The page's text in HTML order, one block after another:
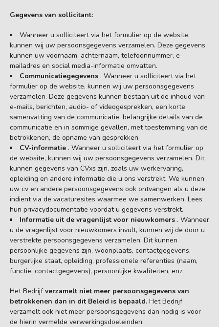
Gegevens van sollicitant:
Wanneer u solliciteert via het formulier op de website,
kunnen wij uw persoonsgegevens verzamelen. Deze gegevens
kunnen uw voornaam, achternaam, telefoonnummer, e-
mailadres en social media-informatie omvatten.
Communicatiegegevens . Wanneer u solliciteert via het
formulier op de website, kunnen wij uw persoonsgegevens
verzamelen. Deze gegevens kunnen bestaan uit de inhoud van
e-mails, berichten, audio- of videogesprekken, een korte
samenvatting van de communicatie, belangrijke details van de
communicatie en in sommige gevallen, met toestemming van de
betrokkenen, de opname van gesprekken.
CV-informatie . Wanneer u solliciteert via het formulier op
de website, kunnen wij uw persoonsgegevens verzamelen. Dit
kunnen gegevens van CVxs zijn, zoals uw werkervaring,
opleiding en andere informatie die u ons verstrekt. We kunnen
uw cv en andere persoonsgegevens ook ontvangen als u deze
indient via de vacaturesites waarmee we samenwerken. Lees
hun privacydocumentatie voordat u gegevens verstrekt.
Informatie uit de vragenlijst voor nieuwkomers . Wanneer
u de vragenlijst voor nieuwkomers invult, kunnen wij de door u
verstrekte persoonsgegevens verzamelen. Dit kunnen
persoonlijke gegevens zijn, woonplaats, contactgegevens,
burgerlijke staat, opleiding, professionele referenties (naam,
functie, contactgegevens), persoonlijke kwaliteiten, enz.
Het Bedrijfverzamelt niet meer persoonsgegevens van
betrokkenen dan in dit Beleid is bepaald. Het Bedrijf
verzamelt ook niet meer persoonsgegevens dan nodig is voor
de hierin vermelde verwerkingsdoeleinden.